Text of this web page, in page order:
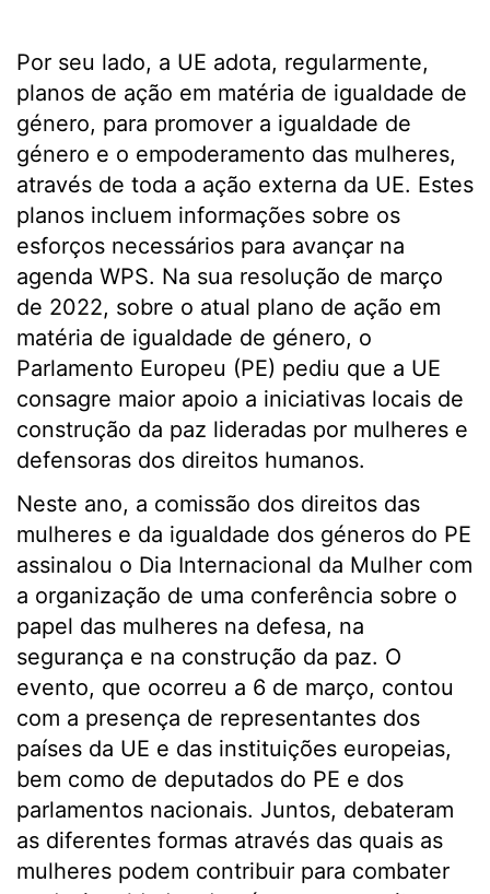
Por seu lado, a UE adota, regularmente,
planos de ação em matéria de igualdade de
género, para promover a igualdade de
género e o empoderamento das mulheres,
através de toda a ação externa da UE. Estes
planos incluem informações sobre os
esforços necessários para avançar na
agenda WPS. Na sua resolução de março
de 2022, sobre o atual plano de ação em
matéria de igualdade de género, o
Parlamento Europeu (PE) pediu que a UE
consagre maior apoio a iniciativas locais de
construção da paz lideradas por mulheres e
defensoras dos direitos humanos.
Neste ano, a comissão dos direitos das
mulheres e da igualdade dos géneros do PE
assinalou o Dia Internacional da Mulher com
a organização de uma conferência sobre o
papel das mulheres na defesa, na
segurança e na construção da paz. O
evento, que ocorreu a 6 de março, contou
com a presença de representantes dos
países da UE e das instituições europeias,
bem como de deputados do PE e dos
parlamentos nacionais. Juntos, debateram
as diferentes formas através das quais as
mulheres podem contribuir para combater